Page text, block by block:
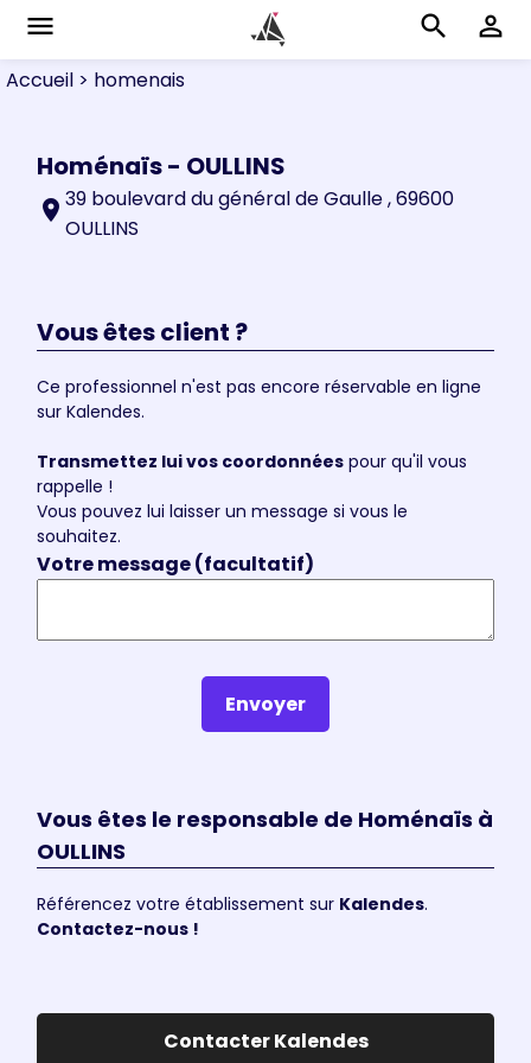
menu search perm_identity
Accueil > homenais
Homénaïs - OULLINS
location_on39 boulevard du général de Gaulle , 69600
OULLINS
Vous êtes client ?
Ce professionnel n'est pas encore réservable en ligne
sur Kalendes.
Transmettez lui vos coordonnées pour qu'il vous
rappelle !
Vous pouvez lui laisser un message si vous le
souhaitez.
Votre message (facultatif)
Envoyer
Vous êtes le responsable de Homénaïs à
OULLINS
Référencez votre établissement sur Kalendes.
Contactez-nous !
Contacter Kalendes